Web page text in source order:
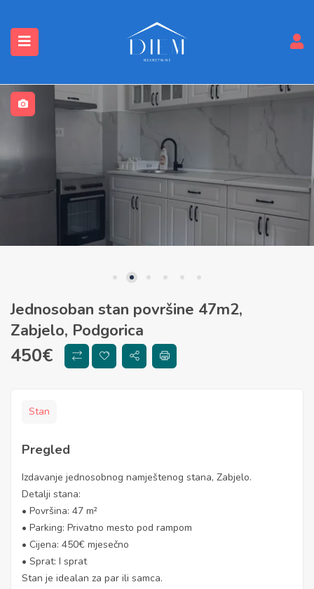
(Nekretnine)
Jednosoban stan površine 47m2,
Zabjelo, Podgorica
450€
Stan
Pregled
Izdavanje jednosobnog namještenog stana, Zabjelo.
Detalji stana:
• Površina: 47 m²
• Parking: Privatno mesto pod rampom
• Cijena: 450€ mjesečno
• Sprat: I sprat
Stan je idealan za par ili samca.